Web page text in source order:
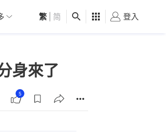
01深圳 觀點 健康 好食玩飛
繁 简 登入
身來了
5